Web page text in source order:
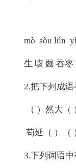
mò sòu lún yì
生 咳 囫 吞枣
2.把下列成语
（ ）然大（ ）
苟延（ ）（ ）
3.下列词语中